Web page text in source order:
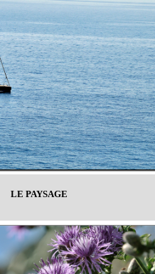
LE PAYSAGE